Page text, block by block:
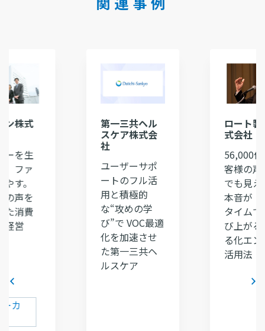
ン株式
ーを生
、ファ
す。
の声を
た消費
経営
カ
第一三共ヘル
スケア株式会
社
ユーザーサポ
ートのフル活
用と積極的
な“攻めの学
び”で VOC最適
化を加速させ
た第一三共ヘ
ルスケア
ロート製
式会社
56,000
客様の声
でも見え
本音が
タイムで
び上がる
る化エン
活用法